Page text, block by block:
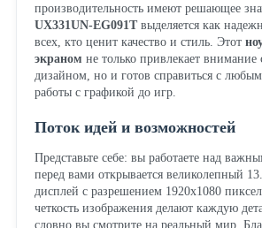
производительность имеют решающее
UX331UN-EG091Tвыделяется как
всех, кто ценит качество и стиль. Этот
экраном не только привлекает
дизайном, но и готов справиться с
работы с графикой до игр.
Поток идей и возможностей
Представьте себе: вы работаете над
перед вами открывается великолепный
дисплей с разрешением 1920x1080
четкость изображения делают каждую
словно вы смотрите на реальный мир.